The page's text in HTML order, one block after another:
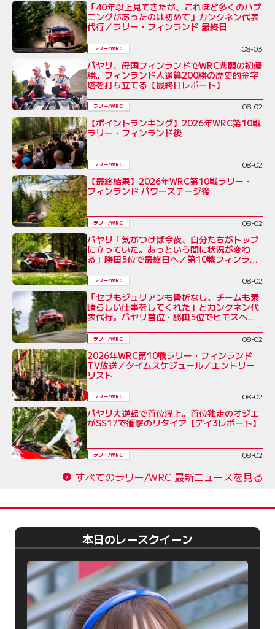
「40年以上見てきたが、これほど多くのハプ
ニングがあったのは初めて」カンクネン代表
代行／ラリー・フィンランド 最終日
ラリー/WRC 08-03
パヤリ、母国フィンランドでWRC悲願の初優
勝。フィンランド人通算200勝の歴史的金字
塔を打ち立てる【最終日レポート】
ラリー/WRC 08-02
【ポイントランキング】2026年WRC第10戦
ラリー・フィンランド後
ラリー/WRC 08-02
【最終結果】2026年WRC第10戦ラリー・
フィンランド パワーステージ後
ラリー/WRC 08-02
パヤリ「気がつけば今夜、自分たちがトップ
に立っていた。あっという間に状況が変わ
る」勝田5位で最終日へ／第10戦フィンラン
ラリー/WRC 08-02
「セブもジュリアンも骨折なし、チームも素
晴らしい仕事をしてくれた」とカンクネン代
表代行。パヤリ首位・勝田5位でヒモスへ／
ラリー/WRC 08-02
2026年WRC第10戦ラリー・フィンランド
TV放送／タイムスケジュール／エントリー
リスト
ラリー/WRC 08-02
パヤリ大逆転で首位浮上。首位独走のオジエ
がSS17で衝撃のリタイア【デイ3レポート】
ラリー/WRC 08-02
すべてのラリー/WRC 最新ニュースを見る
本日のレースクイーン